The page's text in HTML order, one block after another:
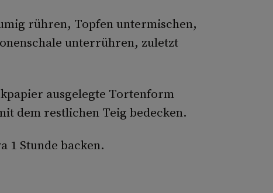
rühren, Topfen untermischen,
unterrühren, zuletzt
ausgelegte Tortenform
dem restlichen Teig bedecken.
1 Stunde backen.